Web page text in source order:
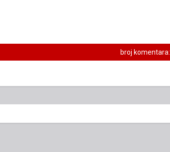
broj komentara: